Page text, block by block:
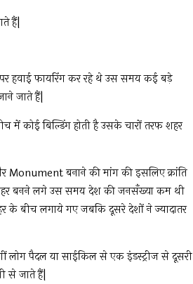
हैं|
हवाई फायरिंग कर रहे थे उस समय कई बड़े
जाते हैं|
में कोई बिल्डिंग होती है उसके चारों तरफ शहर
बनाने की मांग की इसलिए क्रांति
बनने लगे उस समय देश की जनसँख्या कम थी
के बीच लगाये गए जबकि दूसरे देशों ने ज्यादातर
लोग पैदल या साईकिल से एक इंडस्ट्रीज से दूसरी
से जाते हैं|